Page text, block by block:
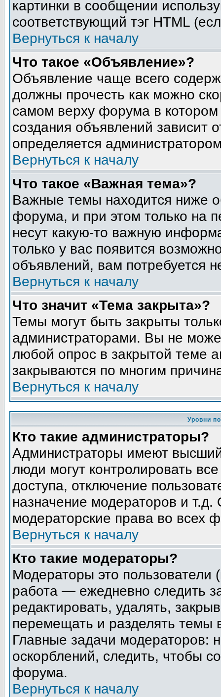
картинки в сообщении
соответствующий тэг HTML
Вернуться к началу
Что такое «Объявление»?
Объявление чаще всего
должны прочесть как можно
самом верху форума в
создания объявлений зависит
определяется
Вернуться к началу
Что такое «Важная тема»?
Важные темы находится ниже
форума, и при этом только на
несут какую-то важную
только у вас появится
объявлений, вам потребуется
Вернуться к началу
Что значит «Тема закрыта»?
Темы могут быть закрыты
администраторами. Вы не
любой опрос в закрытой теме
закрываются по многим
Вернуться к началу
Уровни
Кто такие администраторы?
Администраторы имеют
люди могут контролировать
доступа, отключение
назначение модераторов и
модераторские права во всех
Вернуться к началу
Кто такие модераторы?
Модераторы это пользователи
работа — ежедневно следить
редактировать, удалять,
перемещать и разделять темы
Главные задачи модераторов:
оскорблений, следить, чтобы
форума.
Вернуться к началу